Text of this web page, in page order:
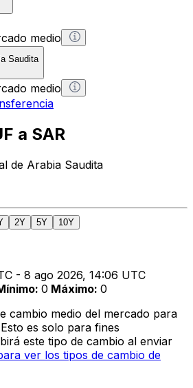
medio
Saudita
medio
a SAR
de Arabia Saudita
2Y 5Y 10Y
- 8 ago 2026, 14:06 UTC
: 0 Máximo: 0
cambio medio del mercado para
es solo para fines
este tipo de cambio al enviar
ver los tipos de cambio de